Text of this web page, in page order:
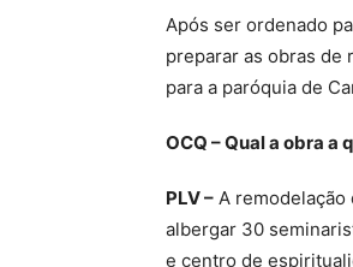
Após ser ordenado
preparar as obras de
para a paróquia de
OCQ – Qual a obra a
PLV – A remodelação
albergar 30
e centro de